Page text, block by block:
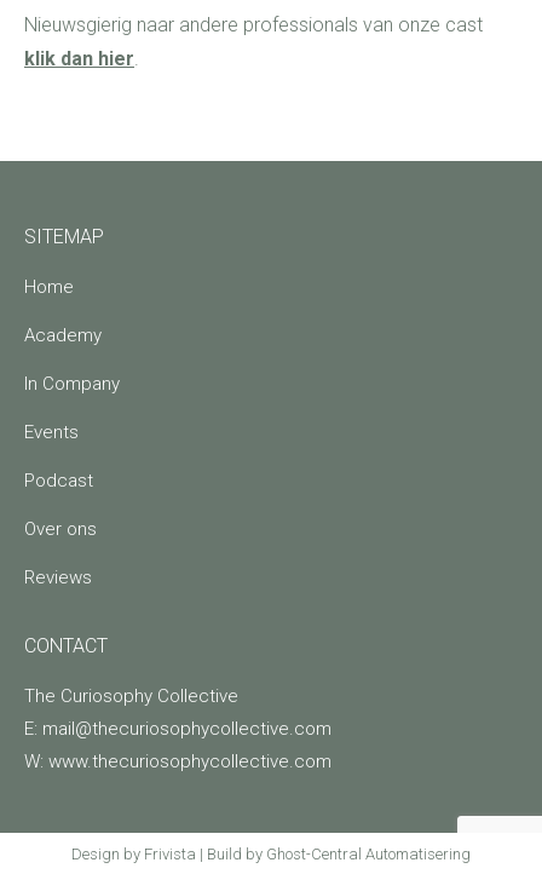
Nieuwsgierig naar andere professionals van onze cast
klik dan hier.
SITEMAP
Home
Academy
In Company
Events
Podcast
Over ons
Reviews
CONTACT
The Curiosophy Collective
E: mail@thecuriosophycollective.com
W: www.thecuriosophycollective.com
Design by Frivista | Build by Ghost-Central Automatisering